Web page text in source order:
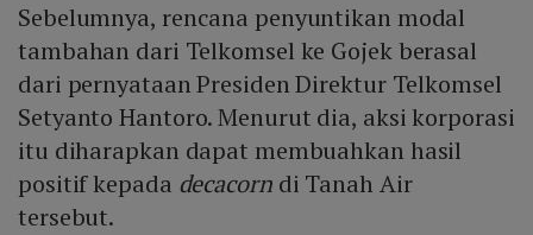
Sebelumnya, rencana penyuntikan modal
tambahan dari Telkomsel ke Gojek berasal
dari pernyataan Presiden Direktur Telkomsel
Setyanto Hantoro. Menurut dia, aksi korporasi
itu diharapkan dapat membuahkan hasil
positif kepada decacorndi Tanah Air
tersebut.